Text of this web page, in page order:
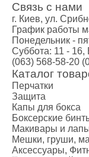
Связь с нами
г. Киев, ул.
График работы
Понедельник -
Суббота: 11 - 16,
(063) 568-58-20
Каталог
Перчатки
Защита
Капы для бокса
Боксерские
Макивары и
Мешки, груши,
Аксессуары,